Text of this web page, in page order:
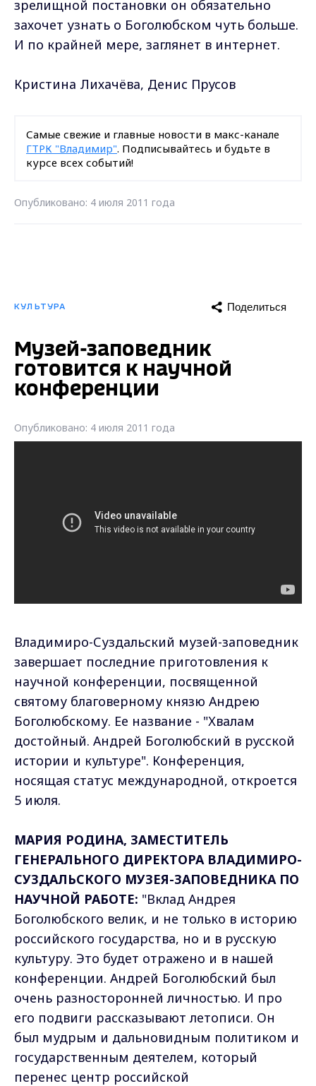
зрелищной постановки он обязательно
захочет узнать о Боголюбском чуть больше.
И по крайней мере, заглянет в интернет.
Кристина Лихачёва, Денис Прусов
Самые свежие и главные новости в макс-канале
ГТРК "Владимир". Подписывайтесь и будьте в
курсе всех событий!
Опубликовано: 4 июля 2011 года
КУЛЬТУРА Поделиться
Музей-заповедник
готовится к научной
конференции
Опубликовано: 4 июля 2011 года
Владимиро-Суздальский музей-заповедник
завершает последние приготовления к
научной конференции, посвященной
святому благоверному князю Андрею
Боголюбскому. Ее название - "Хвалам
достойный. Андрей Боголюбский в русской
истории и культуре". Конференция,
носящая статус международной, откроется
5 июля.
МАРИЯ РОДИНА, ЗАМЕСТИТЕЛЬ
ГЕНЕРАЛЬНОГО ДИРЕКТОРА ВЛАДИМИРО-
СУЗДАЛЬСКОГО МУЗЕЯ-ЗАПОВЕДНИКА ПО
НАУЧНОЙ РАБОТЕ: "Вклад Андрея
Боголюбского велик, и не только в историю
российского государства, но и в русскую
культуру. Это будет отражено и в нашей
конференции. Андрей Боголюбский был
очень разносторонней личностью. И про
его подвиги рассказывают летописи. Он
был мудрым и дальновидным политиком и
государственным деятелем, который
перенес центр российской